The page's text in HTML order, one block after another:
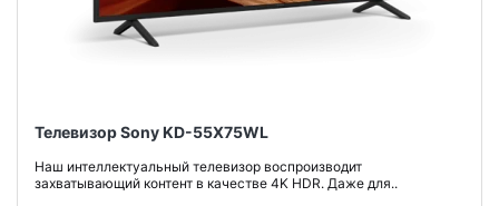
Телевизор Sony KD-55X75WL
Наш интеллектуальный телевизор воспроизводит
захватывающий контент в качестве 4K HDR. Даже для..